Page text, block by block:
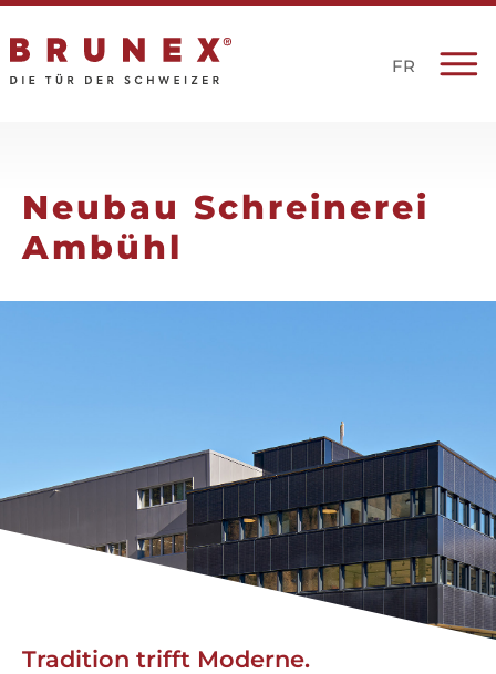
FR
Neubau Schreinerei
Ambühl
Tradition trifft Moderne.